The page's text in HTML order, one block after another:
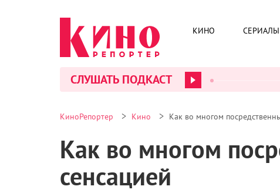
КИНО СЕРИАЛЫ
СЛУШАТЬ ПОДКАСТ
КиноРепортер > Кино > Как во многом
Как во многом
сенсацией